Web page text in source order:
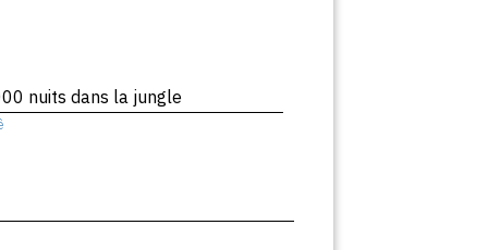
nuits dans la jungle